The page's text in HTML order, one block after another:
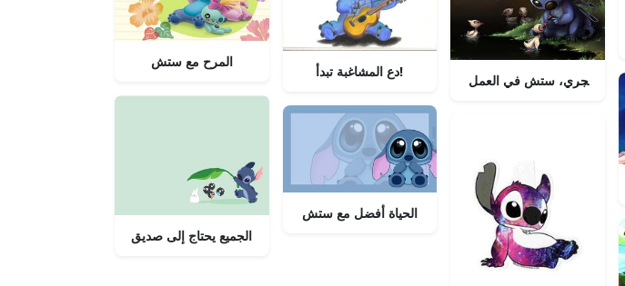
المرح مع ستش
الجميع يحتاج إلى صديق
دع المشاغبة تبدأ!
الحياة أفضل مع ستش
مغامر مجري، ستش في العمل